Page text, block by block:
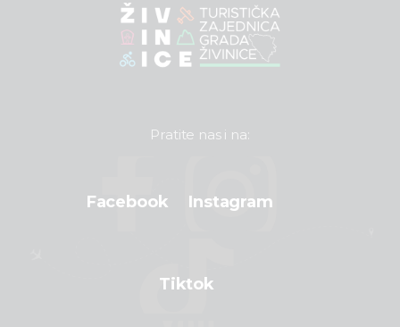
Pratite nas i na:
Facebook Instagram
Tiktok